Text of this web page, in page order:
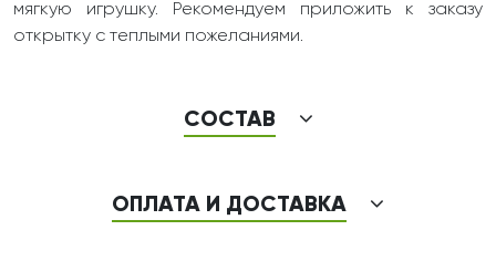
мягкую игрушку. Рекомендуем приложить к заказу
открытку с теплыми пожеланиями.
СОСТАВ
ОПЛАТА И ДОСТАВКА